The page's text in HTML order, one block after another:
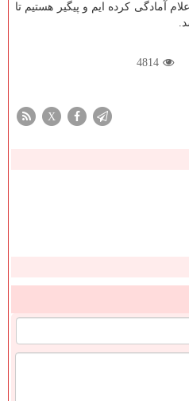
كرده ایم و پیگیر هستیم تا
4814
X